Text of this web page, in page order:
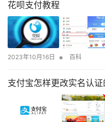
花呗支付教程
2023年10月16日 • 百科
支付宝怎样更改实名认